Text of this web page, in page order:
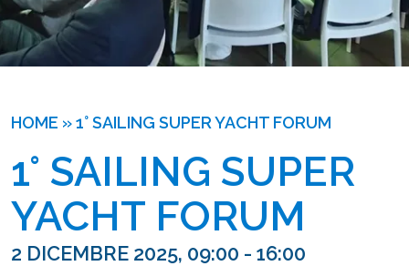
HOME »1° SAILING SUPER YACHT FORUM
1° SAILING SUPER
YACHT FORUM
2 DICEMBRE 2025, 09:00 - 16:00